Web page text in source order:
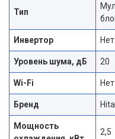
Тип
Инвертор Нет
Уровень шума, дБ 20
Wi-Fi Нет
Бренд
Мощность
2,5